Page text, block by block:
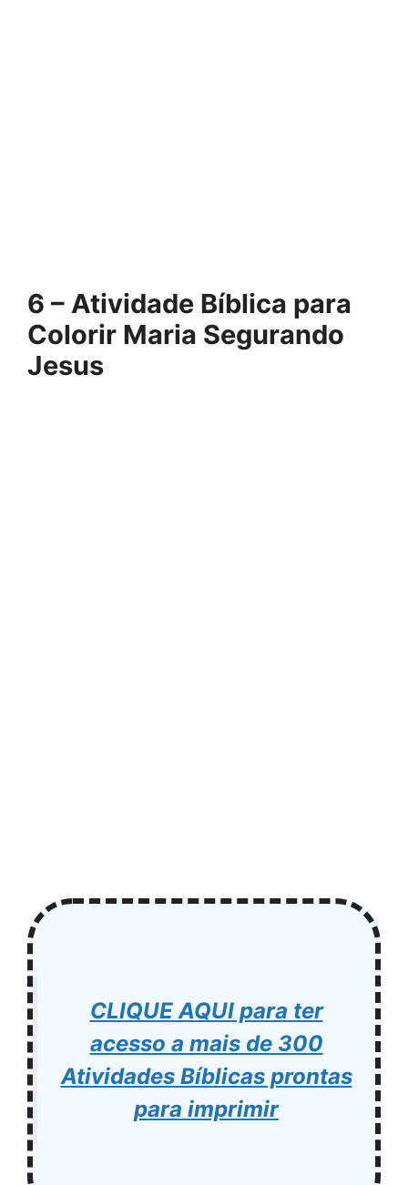
6 – Atividade Bíblica para
Colorir Maria Segurando
Jesus
CLIQUE AQUI para ter
acesso a mais de 300
Atividades Bíblicas prontas
para imprimir